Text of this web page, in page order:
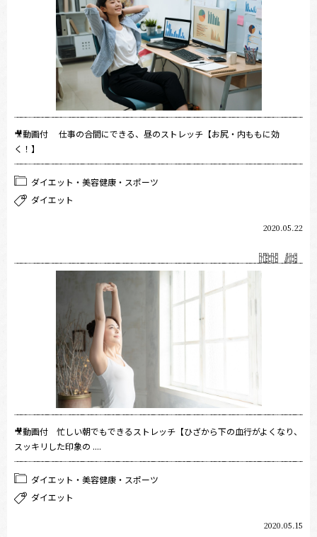
🎥動画付 仕事の合間にできる、昼のストレッチ【お尻・内ももに効
く！】
ダイエット・美容健康・スポーツ
ダイエット
2020.05.22
🎥動画付 忙しい朝でもできるストレッチ【ひざから下の血行がよくなり、
スッキリした印象の ....
ダイエット・美容健康・スポーツ
ダイエット
2020.05.15